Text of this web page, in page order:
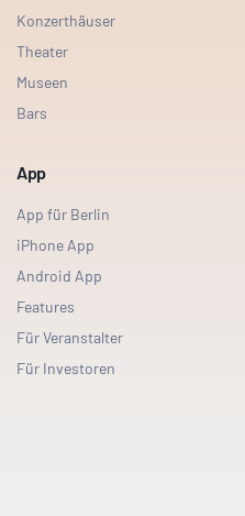
Konzerthäuser
Theater
Museen
Bars
App
App für Berlin
iPhone App
Android App
Features
Für Veranstalter
Für Investoren